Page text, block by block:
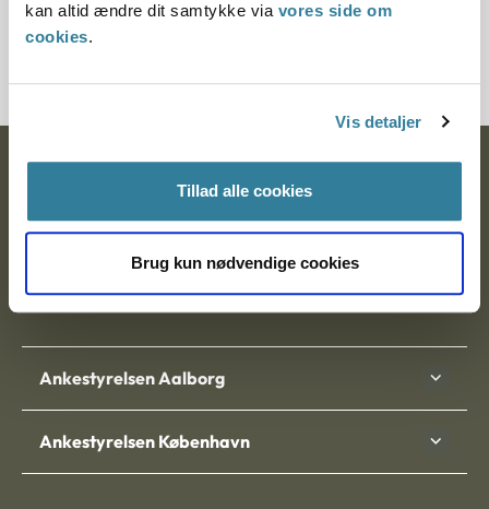
kan altid ændre dit samtykke via vores side om
cookies.
Vis detaljer
Tillad alle cookies
Brug kun nødvendige cookies
Tilmeld dig nyhedsbrev
Postadresse:
Nytorv 7, 2. sal
9000 Aalborg
Ankestyrelsen Aalborg
Ankestyrelsen København